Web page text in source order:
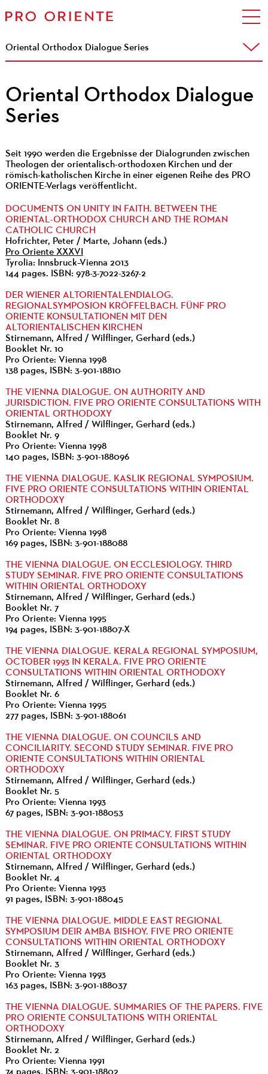
Oriental Orthodox Dialogue Series
Oriental Orthodox Dialogue
Series
Seit 1990 werden die Ergebnisse der Dialogrunden zwischen
Theologen der orientalisch-orthodoxen Kirchen und der
römisch-katholischen Kirche in einer eigenen Reihe des PRO
ORIENTE-Verlags veröffentlicht.
DOCUMENTS ON UNITY IN FAITH. BETWEEN THE
ORIENTAL-ORTHODOX CHURCH AND THE ROMAN
CATHOLIC CHURCH
Hofrichter, Peter / Marte, Johann (eds.)
Pro Oriente XXXVI
Tyrolia: Innsbruck–Vienna 2013
144 pages. ISBN: 978-3-7022-3267-2
DER WIENER ALTORIENTALENDIALOG.
REGIONALSYMPOSION KRÖFFELBACH. FÜNF PRO
ORIENTE KONSULTATIONEN MIT DEN
ALTORIENTALISCHEN KIRCHEN
Stirnemann, Alfred / Wilflinger, Gerhard (eds.)
Booklet Nr. 10
Pro Oriente: Vienna 1998
138 pages, ISBN: 3-901-18810
THE VIENNA DIALOGUE. ON AUTHORITY AND
JURISDICTION. FIVE PRO ORIENTE CONSULTATIONS WITH
ORIENTAL ORTHODOXY
Stirnemann, Alfred / Wilflinger, Gerhard (eds.)
Booklet Nr. 9
Pro Oriente: Vienna 1998
140 pages, ISBN: 3-901-188096
THE VIENNA DIALOGUE. KASLIK REGIONAL SYMPOSIUM.
FIVE PRO ORIENTE CONSULTATIONS WITHIN ORIENTAL
ORTHODOXY
Stirnemann, Alfred / Wilflinger, Gerhard (eds.)
Booklet Nr. 8
Pro Oriente: Vienna 1998
169 pages, ISBN: 3-901-188088
THE VIENNA DIALOGUE. ON ECCLESIOLOGY. THIRD
STUDY SEMINAR. FIVE PRO ORIENTE CONSULTATIONS
WITHIN ORIENTAL ORTHODOXY
Stirnemann, Alfred / Wilflinger, Gerhard (eds.)
Booklet Nr. 7
Pro Oriente: Vienna 1995
194 pages, ISBN: 3-901-18807-X
THE VIENNA DIALOGUE. KERALA REGIONAL SYMPOSIUM,
OCTOBER 1993 IN KERALA. FIVE PRO ORIENTE
CONSULTATIONS WITHIN ORIENTAL ORTHODOXY
Stirnemann, Alfred / Wilflinger, Gerhard (eds.)
Booklet Nr. 6
Pro Oriente: Vienna 1995
277 pages, ISBN: 3-901-188061
THE VIENNA DIALOGUE. ON COUNCILS AND
CONCILIARITY. SECOND STUDY SEMINAR. FIVE PRO
ORIENTE CONSULTATIONS WITHIN ORIENTAL
ORTHODOXY
Stirnemann, Alfred / Wilflinger, Gerhard (eds.)
Booklet Nr. 5
Pro Oriente: Vienna 1993
67 pages, ISBN: 3-901-188053
THE VIENNA DIALOGUE. ON PRIMACY. FIRST STUDY
SEMINAR. FIVE PRO ORIENTE CONSULTATIONS WITHIN
ORIENTAL ORTHODOXY
Stirnemann, Alfred / Wilflinger, Gerhard (eds.)
Booklet Nr. 4
Pro Oriente: Vienna 1993
91 pages, ISBN: 3-901-188045
THE VIENNA DIALOGUE. MIDDLE EAST REGIONAL
SYMPOSIUM DEIR AMBA BISHOY. FIVE PRO ORIENTE
CONSULTATIONS WITHIN ORIENTAL ORTHODOXY
Stirnemann, Alfred / Wilflinger, Gerhard (eds.)
Booklet Nr. 3
Pro Oriente: Vienna 1993
163 pages, ISBN: 3-901-188037
THE VIENNA DIALOGUE. SUMMARIES OF THE PAPERS. FIVE
PRO ORIENTE CONSULTATIONS WITH ORIENTAL
ORTHODOXY
Stirnemann, Alfred / Wilflinger, Gerhard (eds.)
Booklet Nr. 2
Pro Oriente: Vienna 1991
74 pages, ISBN: 3-901-18802